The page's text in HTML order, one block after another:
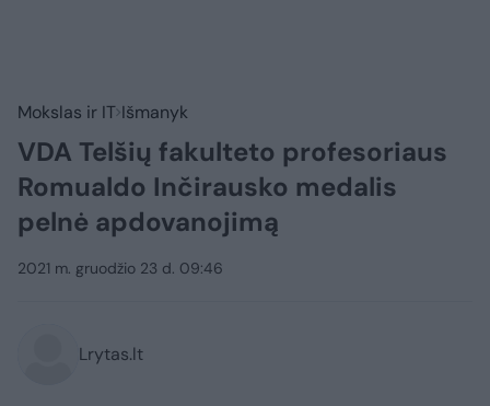
Mokslas ir IT Išmanyk
VDA Telšių fakulteto profesoriaus
Romualdo Inčirausko medalis
pelnė apdovanojimą
2021 m. gruodžio 23 d. 09:46
Lrytas.lt